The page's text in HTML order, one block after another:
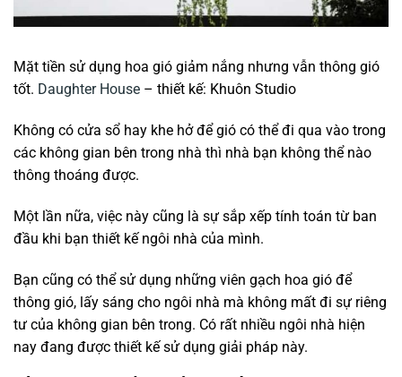
Mặt tiền sử dụng hoa gió giảm nắng nhưng vẫn thông gió
tốt. Daughter House – thiết kế: Khuôn Studio
Không có cửa sổ hay khe hở để gió có thể đi qua vào trong
các không gian bên trong nhà thì nhà bạn không thể nào
thông thoáng được.
Một lần nữa, việc này cũng là sự sắp xếp tính toán từ ban
đầu khi bạn thiết kế ngôi nhà của mình.
Bạn cũng có thể sử dụng những viên gạch hoa gió để
thông gió, lấy sáng cho ngôi nhà mà không mất đi sự riêng
tư của không gian bên trong. Có rất nhiều ngôi nhà hiện
nay đang được thiết kế sử dụng giải pháp này.